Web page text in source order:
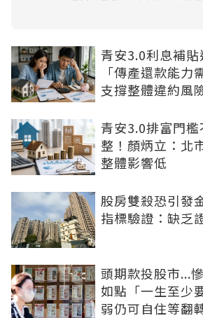
青安3.0利息補
「傳產還款能力
支撐整體違約風
青安3.0排富門
整！顏炳立：北
整體影響低
股房雙殺恐引發
指標驗證：缺乏
頭期款投股市...
如點「一生至少
弱仍可自住等翻